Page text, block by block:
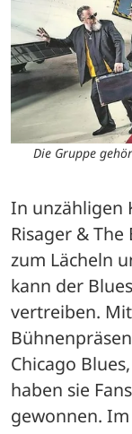
Die Gruppe
In unzähligen
Risager &
zum Lächeln
kann der
vertreiben.
Chicago
haben sie
gewonnen.